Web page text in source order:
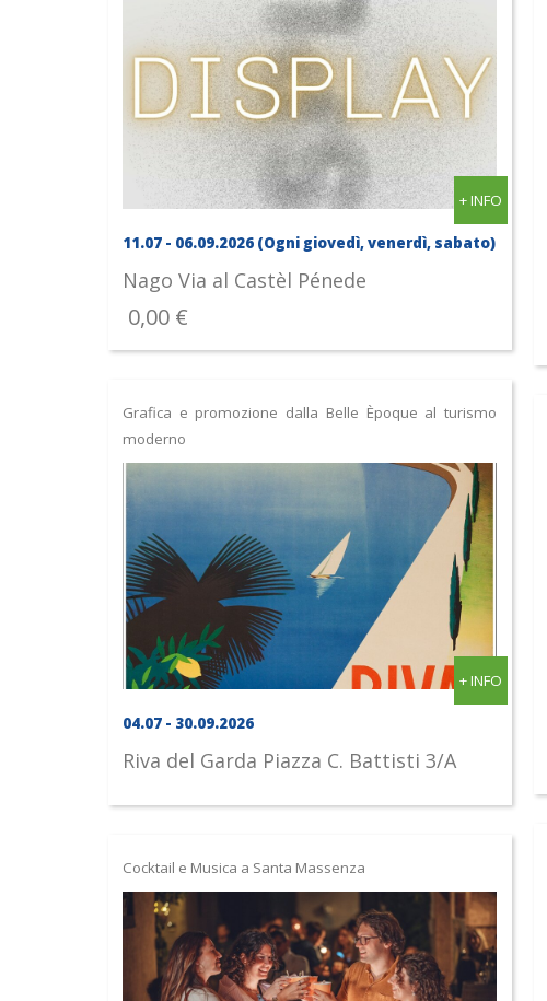
+ INFO
11.07 - 06.09.2026 (Ogni giovedì, venerdì, sabato)
Nago Via al Castèl Pénede
0,00 €
Grafica e promozione dalla Belle Èpoque al turismo
moderno
+ INFO
04.07 - 30.09.2026
Riva del Garda Piazza C. Battisti 3/A
Cocktail e Musica a Santa Massenza